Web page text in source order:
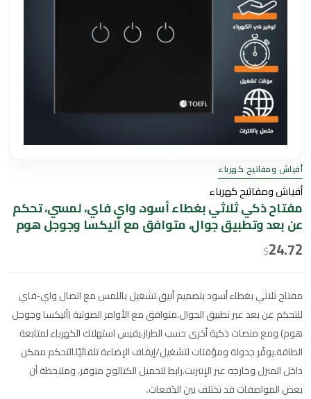
أفياش ومفاتيح كهرباء
أفياش ومفاتيح كهرباء
مفتاح ذكي ثلاثي بغطاء أسود، واي فاي، لمسي، تحكم
عن بعد وتطبيق جوال، متوافق مع أليكسا وجوجل هوم
$24.72
مفتاح ثلاثي بغطاء أسود بتصميم أنيق.تشغيل باللمس مع اتصال واي‑فاي
للتحكم عن بعد عبر تطبيق الجوال.متوافق مع الأوامر الصوتية (أليكسا وجوجل
هوم) ومع منصات ذكية أخرى حسب الطراز.يقيس استهلاك الكهرباء لمتابعة
الطاقة.يوفّر جدولة ومؤقتات لتشغيل/إيقاف الإضاءة تلقائيًا.التحكم ممكن
داخل المنزل وخارجه عبر الإنترنت.رابط لتحميل الكتالوج متوفر، وملاحظة أن
بعض المواصفات قد تختلف بين الدُفعات.